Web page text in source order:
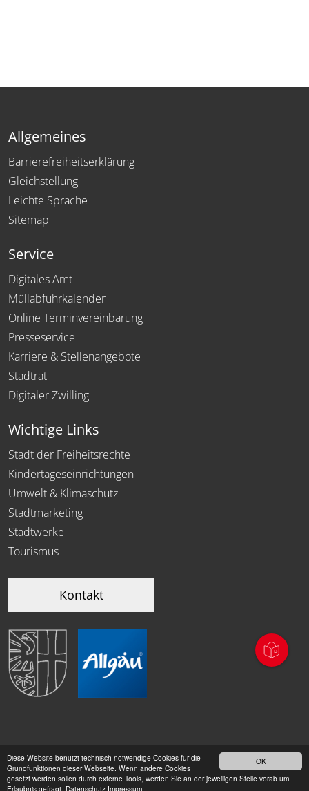
OK
Diese Website benutzt technisch notwendige Cookies für die
Grundfunktionen dieser Webseite. Wenn andere Cookies
gesetzt werden sollen durch externe Tools, werden Sie an der jeweiligen Stelle vorab um
Erlaubnis gefragt. Datenschutz Impressum
Allgemeines
Barrierefreiheitserklärung
Gleichstellung
Leichte Sprache
Sitemap
Service
Digitales Amt
Müllabfuhrkalender
Online Terminvereinbarung
Presseservice
Karriere & Stellenangebote
Stadtrat
Digitaler Zwilling
Wichtige Links
Stadt der Freiheitsrechte
Kindertageseinrichtungen
Umwelt & Klimaschutz
Stadtmarketing
Stadtwerke
Tourismus
Kontakt
Datenschutz|Impressum